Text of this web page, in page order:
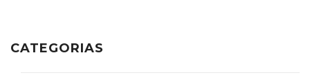
CATEGORIAS